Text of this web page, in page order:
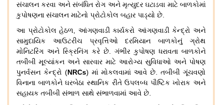
સંચાલન કરવા અને સંબંધિત રોગ અને મૃત્યુદર ઘટાડવા માટે બાળકોમાં
કુપોષણના સંચાલન માટેનો પ્રોટોકોલ બહાર પાડ્યો છે.
આ પ્રોટોકોલ હેઠળ, આંગણવાડી કાર્યકરો આંગણવાડી કેન્દ્રો અને
સામુદાયિક
આઉટરીચ પ્રવૃત્તિઓ દરમિયાન બાળકોનું
ગ્રોથ
મોનિટરિંગ અને સ્ક્રિનિંગ કરે છે. ગંભીર કુપોષણ ધરાવતા બાળકોને
તબીબી મૂલ્યાંકન અને સારવાર માટે આરોગ્ય સુવિધાઓ અને પોષણ
પુનર્વસન કેન્દ્રો (NRCs) માં મોકલવામાં આવે છે. તબીબી ગૂંચવણો
વિનાના બાળકોને ઘરબેઠા સ્થાનિક રીતે ઉપલબ્ધ પૌષ્ટિક ખોરાક અને
સહાયક તબીબી સંભાળ સાથે સંભાળવામાં આવે છે.